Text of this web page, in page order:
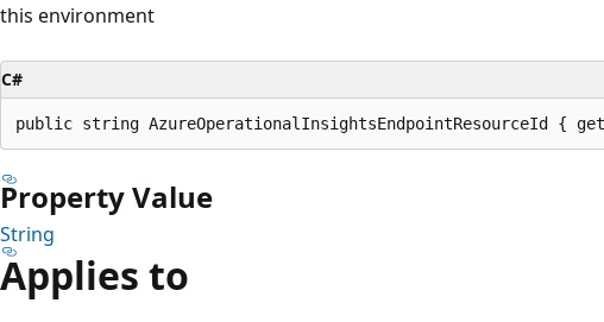
this environment
C#
public string AzureOperationalInsightsEndpointResourceId {
Property Value
String
Applies to